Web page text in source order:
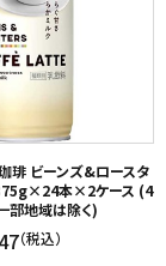
琲 ビーンズ&ロースタ
本×2ケース (4
部地域は除く)
（税込）